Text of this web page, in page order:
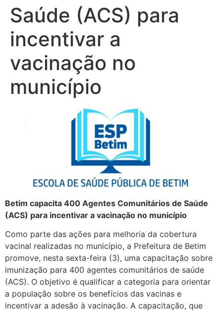
Saúde (ACS) para
incentivar a
vacinação no
município
Betim capacita 400 Agentes Comunitários de Saúde
(ACS) para incentivar a vacinação no município
Como parte das ações para melhoria da cobertura
vacinal realizadas no município, a Prefeitura de Betim
promove, nesta sexta-feira (3), uma capacitação sobre
imunização para 400 agentes comunitários de saúde
(ACS). O objetivo é qualificar a categoria para orientar
a população sobre os benefícios das vacinas e
incentivar a adesão à vacinação. A capacitação, que